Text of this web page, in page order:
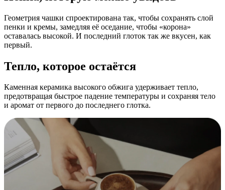
Геометрия чашки спроектирована так, чтобы сохранять слой
пенки и кремы, замедляя её оседание, чтобы «корона»
оставалась высокой. И последний глоток так же вкусен, как
первый.
Тепло, которое остаётся
Каменная керамика высокого обжига удерживает тепло,
предотвращая быстрое падение температуры и сохраняя тело
и аромат от первого до последнего глотка.